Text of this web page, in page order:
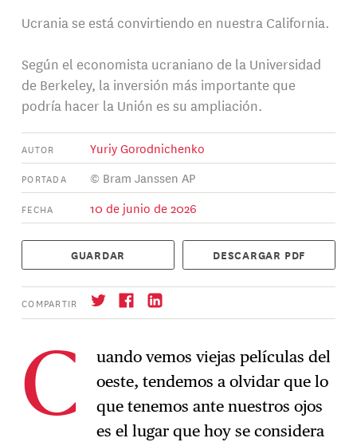
Ucrania se está convirtiendo en nuestra California.
Según el economista ucraniano de la Universidad
de Berkeley, la inversión más importante que
podría hacer la Unión es su ampliación.
AUTOR Yuriy Gorodnichenko
PORTADA © Bram Janssen AP
FECHA 10 de junio de 2026
GUARDAR DESCARGAR PDF
COMPARTIR
→ Suscríbase
C
uando vemos viejas películas del
oeste, tendemos a olvidar que lo
que tenemos ante nuestros ojos
es el lugar que hoy se considera